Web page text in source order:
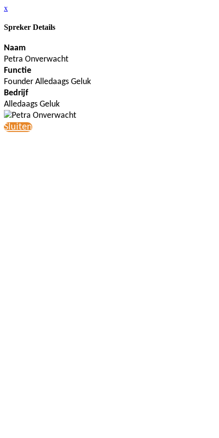
x
Spreker Details
Naam
Petra Onverwacht
Functie
Founder Alledaags Geluk
Bedrijf
Alledaags Geluk
Sluiten